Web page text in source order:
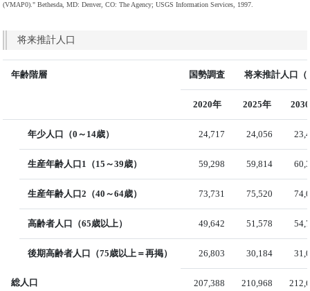
(VMAP0)." Bethesda, MD: Denver, CO: The Agency; USGS Information Services, 1997.
将来推計人口
年齢階層 国勢調査 将来推計人口（
2020年 2025年
年少人口（0～14歳） 24,717 24,056
生産年齢人口1（15～39歳） 59,298 59,814
生産年齢人口2（40～64歳） 73,731 75,520
高齢者人口（65歳以上） 49,642 51,578
後期高齢者人口（75歳以上＝再掲） 26,803 30,184
総人口 207,388 210,968